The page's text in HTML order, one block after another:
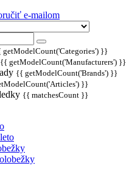
e-mailom
getModelCount('Categories') }}
{{ getModelCount('Manufacturers') }}
{{ getModelCount('Brands') }}
}}
{{ matchesCount }}